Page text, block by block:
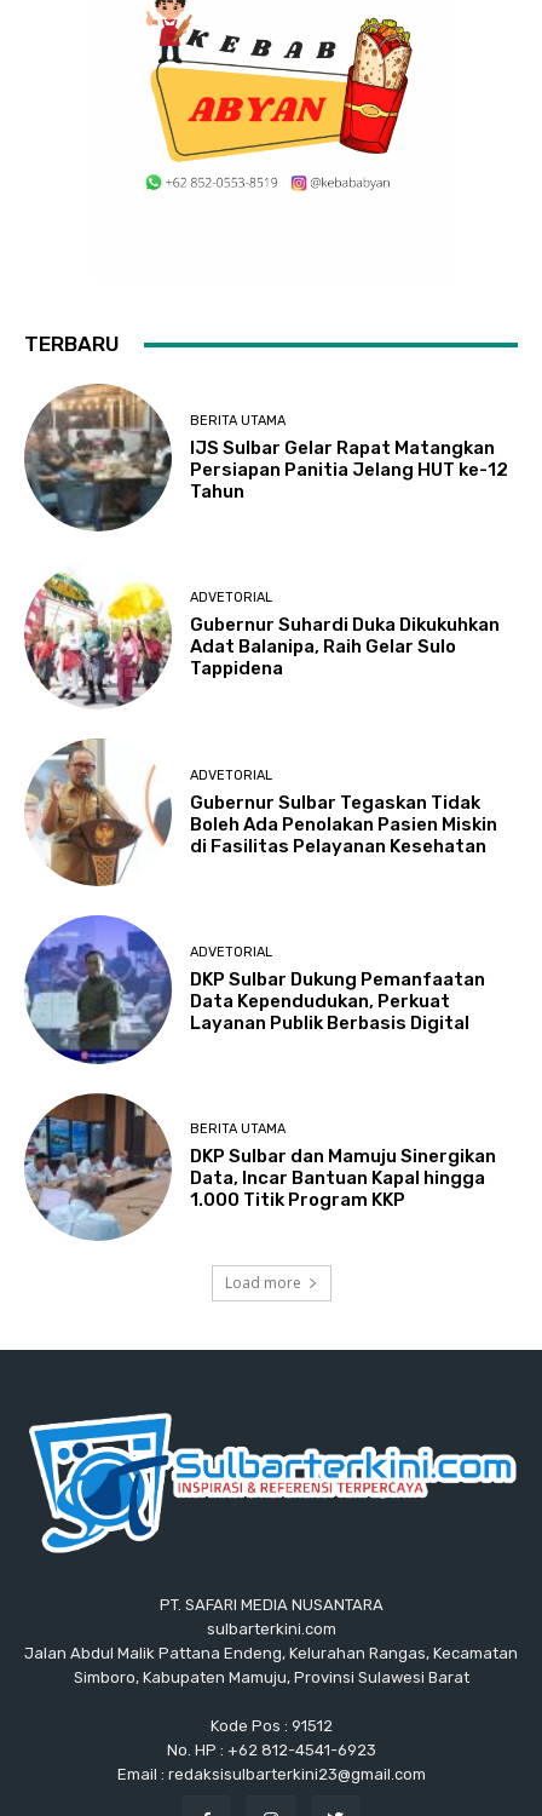
TERBARU
BERITA UTAMA
IJS Sulbar Gelar Rapat Matangkan
Persiapan Panitia Jelang HUT ke-12
Tahun
ADVETORIAL
Gubernur Suhardi Duka Dikukuhkan
Adat Balanipa, Raih Gelar Sulo
Tappidena
ADVETORIAL
Gubernur Sulbar Tegaskan Tidak
Boleh Ada Penolakan Pasien Miskin
di Fasilitas Pelayanan Kesehatan
ADVETORIAL
DKP Sulbar Dukung Pemanfaatan
Data Kependudukan, Perkuat
Layanan Publik Berbasis Digital
BERITA UTAMA
DKP Sulbar dan Mamuju Sinergikan
Data, Incar Bantuan Kapal hingga
1.000 Titik Program KKP
Load more
PT. SAFARI MEDIA NUSANTARA
sulbarterkini.com
Jalan Abdul Malik Pattana Endeng, Kelurahan Rangas, Kecamatan
Simboro, Kabupaten Mamuju, Provinsi Sulawesi Barat
Kode Pos : 91512
No. HP : +62 812-4541-6923
Email : redaksisulbarterkini23@gmail.com